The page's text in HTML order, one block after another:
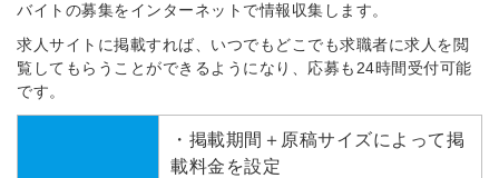
バイトの募集をインターネットで情報収集します。
求人サイトに掲載すれば、いつでもどこでも求職者に求人を閲
覧してもらうことができるようになり、応募も24時間受付可能
です。
・掲載期間＋原稿サイズによって掲
載料金を設定